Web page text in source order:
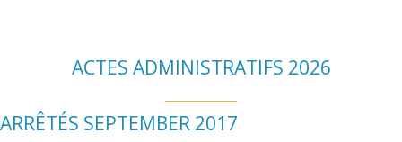
ACTES ADMINISTRATIFS 2026
ARRÊTÉS SEPTEMBER 2017